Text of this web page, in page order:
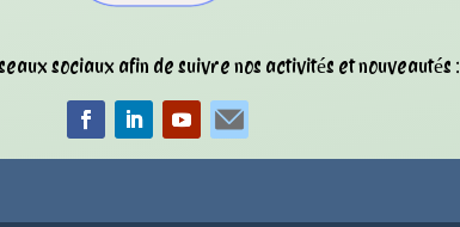
sociaux afin de suivre nos activités et nouveautés :